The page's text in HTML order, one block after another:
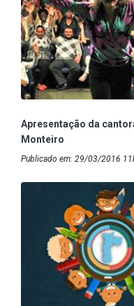
Apresentação da
Monteiro
Publicado em: 29/03/2016